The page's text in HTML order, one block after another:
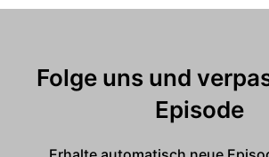
Folge uns und
Episode